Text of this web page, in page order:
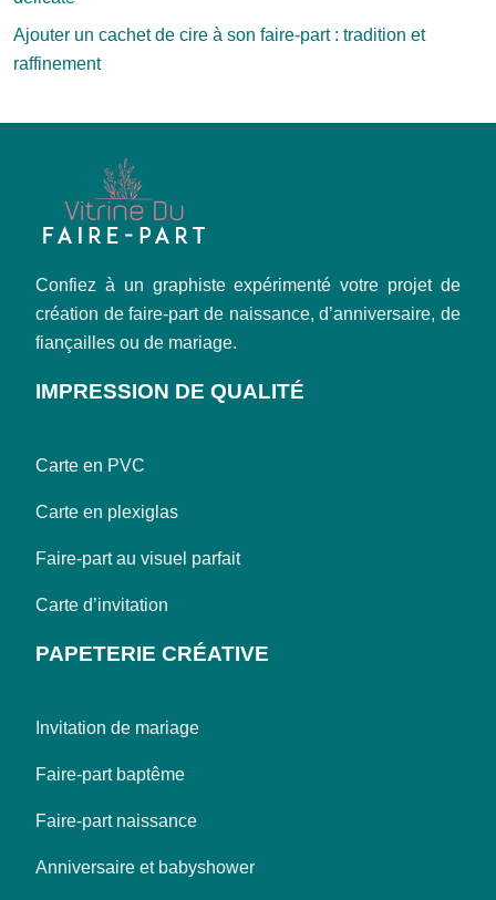
Ajouter un cachet de cire à son faire-part : tradition et
raffinement
Confiez à un graphiste expérimenté votre projet de
création de faire-part de naissance, d’anniversaire, de
fiançailles ou de mariage.
IMPRESSION DE QUALITÉ
Carte en PVC
Carte en plexiglas
Faire-part au visuel parfait
Carte d’invitation
PAPETERIE CRÉATIVE
Invitation de mariage
Faire-part baptême
Faire-part naissance
Anniversaire et babyshower